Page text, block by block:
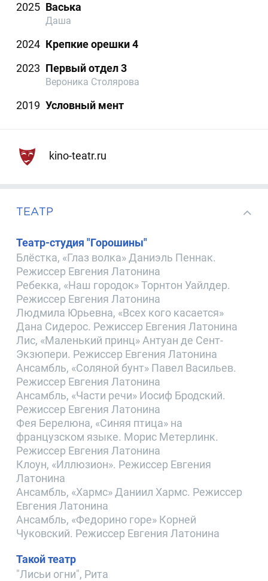
2025 Васька
Даша
2024 Крепкие орешки 4
2023 Первый отдел 3
Вероника Столярова
2019 Условный мент
kino-teatr.ru
ТЕАТР
Театр-студия "Горошины"
Блёстка, «Глаз волка» Даниэль Пеннак.
Режиссер Евгения Латонина
Ребекка, «Наш городок» Торнтон Уайлдер.
Режиссер Евгения Латонина
Людмила Юрьевна, «Всех кого касается»
Дана Сидерос. Режиссер Евгения Латонина
Лис, «Маленький принц» Антуан де Сент-
Экзюпери. Режиссер Евгения Латонина
Ансамбль, «Соляной бунт» Павел Васильев.
Режиссер Евгения Латонина
Ансамбль, «Части речи» Иосиф Бродский.
Режиссер Евгения Латонина
Фея Берелюна, «Синяя птица» на
французском языке. Морис Метерлинк.
Режиссер Евгения Латонина
Клоун, «Иллюзион». Режиссер Евгения
Латонина
Ансамбль, «Хармс» Даниил Хармс. Режиссер
Евгения Латонина
Ансамбль, «Федорино горе» Корней
Чуковский. Режиссер Евгения Латонина
Такой театр
"Лисьи огни", Рита